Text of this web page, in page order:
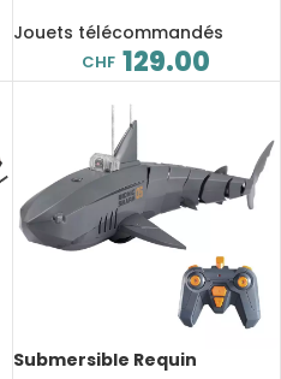
G63, 1/14, 8km/h, collection
Jouets télécommandés
CHF 129.00
Submersible Requin